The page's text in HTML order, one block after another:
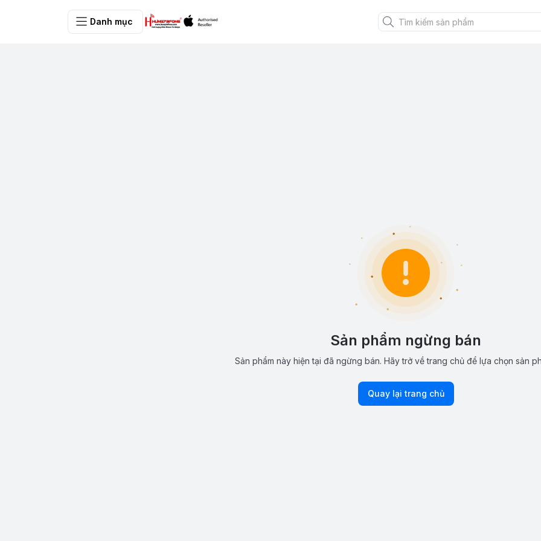
Danh mục
Sản phẩm ngừng bán
Sản phẩm này hiện tại đã ngừng bán. Hãy trở về trang chủ để lựa chọn sản
Quay lại trang chủ